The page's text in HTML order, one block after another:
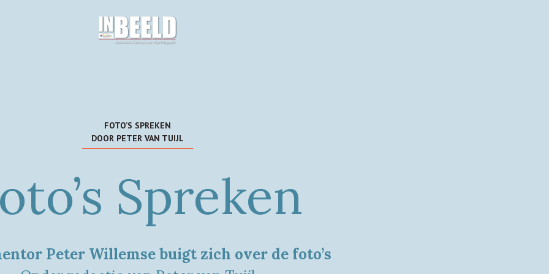
FOTO’S SPREKEN
DOOR PETER VAN TUIJL
Spreken
Peter Willemse buigt zich over de foto’s